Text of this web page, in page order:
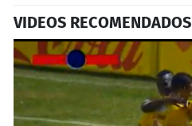
VIDEOS RECOMENDADOS